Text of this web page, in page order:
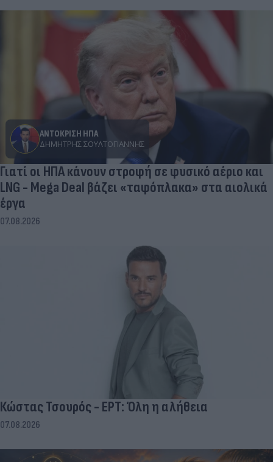
ΑΝΤΟΚΡΙΣΗ ΗΠΑ
ΔΗΜΉΤΡΗΣ ΣΟΥΛΤΟΓΙΆΝΝΗΣ
Γιατί οι ΗΠΑ κάνουν στροφή σε φυσικό αέριο και
LNG - Mega Deal βάζει «ταφόπλακα» στα αιολικά
έργα
07.08.2026
Κώστας Τσουρός - ΕΡΤ: Όλη η αλήθεια
07.08.2026